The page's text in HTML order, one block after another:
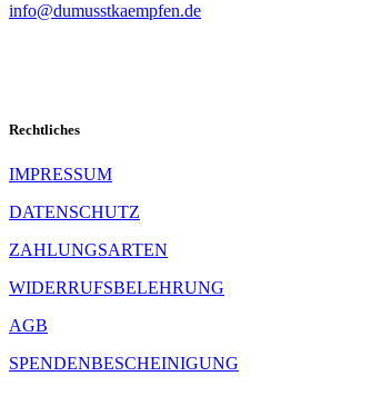
info@dumusstkaempfen.de
Rechtliches
IMPRESSUM
DATENSCHUTZ
ZAHLUNGSARTEN
WIDERRUFSBELEHRUNG
AGB
SPENDENBESCHEINIGUNG